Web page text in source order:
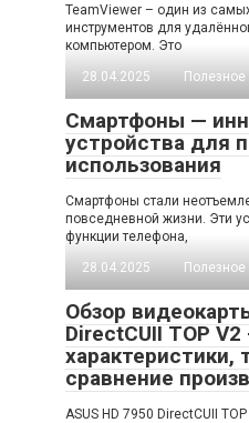
TeamViewer – один из
инструментов для
компьютером. Это
28.04.2025
Полезное
Смартфоны —
устройства для
использования
Смартфоны стали
повседневной жизни. Эти
функции телефона,
28.04.2025
Полезное
Обзор
DirectCUII TOP
характеристики,
сравнение
ASUS HD 7950 DirectCUII